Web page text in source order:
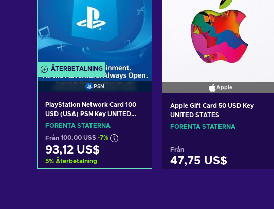
ÅTERBETALNING
PSN
PlayStation Network Card 100
USD (USA) PSN Key UNITED
STATES
FÖRENTA STATERNA
Från 100,00 US$ -7%
93,12 US$
5% Återbetalning
Apple
Apple Gift Card 50 USD Key
UNITED STATES
FÖRENTA STATERNA
Från
47,75 US$